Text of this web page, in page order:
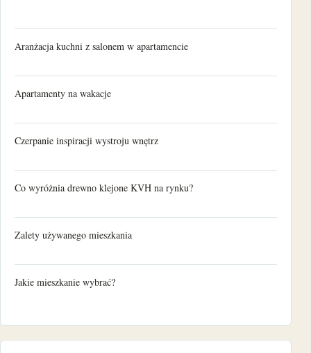
Aranżacja kuchni z salonem w apartamencie
Apartamenty na wakacje
Czerpanie inspiracji wystroju wnętrz
Co wyróżnia drewno klejone KVH na rynku?
Zalety używanego mieszkania
Jakie mieszkanie wybrać?